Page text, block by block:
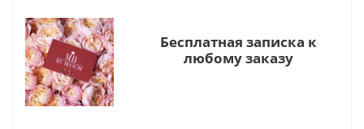
Бесплатная записка к
любому заказу